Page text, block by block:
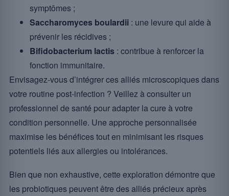
symptômes ;
Saccharomyces boulardii : une levure qui aide à
prévenir les récidives ;
Bifidobacterium lactis : contribue à renforcer la
fonction immunitaire.
Envisagez-vous d’intégrer ces alliés microscopiques dans
votre routine post-infection ? Veillez à consulter un
professionnel de santé pour adapter la cure à votre
condition personnelle. Une approche personnalisée
maximise les bénéfices tout en minimisant les risques
potentiels liés aux allergies ou intolérances.
Bien que non exhaustive, cette exploration démontre que
les probiotiques peuvent être des alliés précieux après